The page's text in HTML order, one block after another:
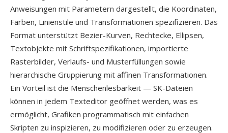
Anweisungen mit Parametern dargestellt, die Koordinaten,
Farben, Linienstile und Transformationen spezifizieren. Das
Format unterstützt Bezier-Kurven, Rechtecke, Ellipsen,
Textobjekte mit Schriftspezifikationen, importierte
Rasterbilder, Verlaufs- und Musterfüllungen sowie
hierarchische Gruppierung mit affinen Transformationen.
Ein Vorteil ist die Menschenlesbarkeit — SK-Dateien
können in jedem Texteditor geöffnet werden, was es
ermöglicht, Grafiken programmatisch mit einfachen
Skripten zu inspizieren, zu modifizieren oder zu erzeugen.